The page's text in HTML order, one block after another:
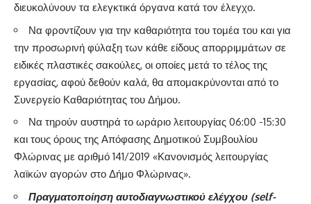
διευκολύνουν τα ελεγκτικά όργανα κατά τον έλεγχο.
Να φροντίζουν για την καθαριότητα του τομέα του και για
την προσωρινή φύλαξη των κάθε είδους απορριμμάτων σε
ειδικές πλαστικές σακούλες, οι οποίες μετά το τέλος της
εργασίας, αφού δεθούν καλά, θα απομακρύνονται από το
Συνεργείο Καθαριότητας του Δήμου.
Να τηρούν αυστηρά το ωράριο λειτουργίας 06:00 -15:30
και τους όρους της Απόφασης Δημοτικού Συμβουλίου
Φλώρινας με αριθμό 141/2019 «Κανονισμός λειτουργίας
λαϊκών αγορών στο Δήμο Φλώρινας».
Πραγματοποίηση αυτοδιαγνωστικού ελέγχου (self-